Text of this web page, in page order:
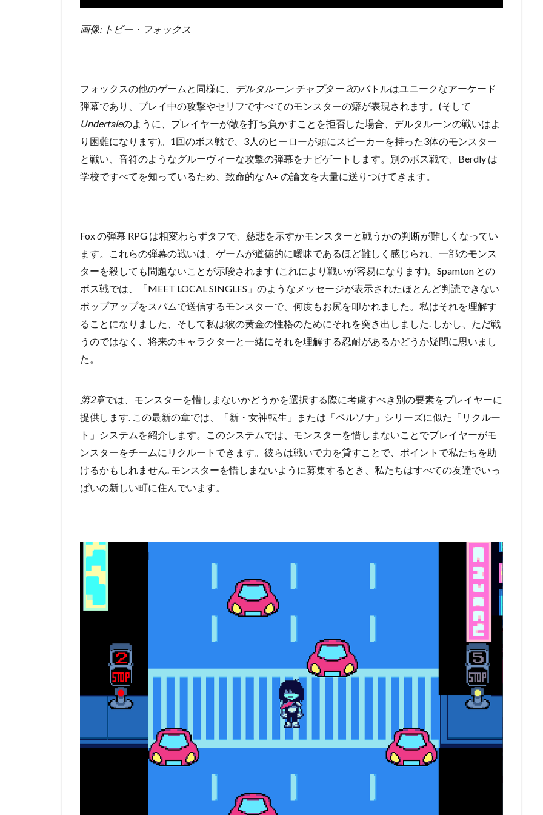
画像: トビー・フォックス
フォックスの他のゲームと同様に、 デルタルーン チャプター 2のバトルはユニークなアーケード
弾幕であり、プレイ中の攻撃やセリフですべてのモンスターの癖が表現されます。 (そして
Undertaleのように、プレイヤーが敵を打ち負かすことを拒否した場合、デルタルーンの戦いはよ
り困難になります)。 1回のボス戦で、3人のヒーローが頭にスピーカーを持った3体のモンスター
と戦い、音符のようなグルーヴィーな攻撃の弾幕をナビゲートします。
別のボス戦で、Berdly は
学校ですべてを知っているため、致命的な A+ の論文を大量に送りつけてきます。
Fox の弾幕 RPG は相変わらずタフで、慈悲を示すかモンスターと戦うかの判断が難しくなってい
ます。
これらの弾幕の戦いは、ゲームが道徳的に曖昧であるほど難しく感じられ、一部のモンス
ターを殺しても問題ないことが示唆されます (これにより戦いが容易になります)。 Spamton との
ボス戦では、「MEET LOCAL SINGLES」のようなメッセージが表示されたほとんど判読できない
ポップアップをスパムで送信するモンスターで、何度もお尻を叩かれました。 私はそれを理解す
ることになりました、そして私は彼の黄金の性格のためにそれを突き出しました. しかし、ただ戦
うのではなく、将来のキャラクターと一緒にそれを理解する忍耐があるかどうか疑問に思いまし
た。
第2章では、モンスターを惜しまないかどうかを選択する際に考慮すべき別の要素をプレイヤーに
提供します. この最新の章では、「新・女神転生」または「ペルソナ」シリーズに似た「リクルー
ト」システムを紹介します。このシステムでは、モンスターを惜しまないことでプレイヤーがモ
ンスターをチームにリクルートできます。 彼らは戦いで力を貸すことで、ポイントで私たちを助
けるかもしれません. モンスターを惜しまないように募集するとき、私たちはすべての友達でいっ
ぱいの新しい町に住んでいます。